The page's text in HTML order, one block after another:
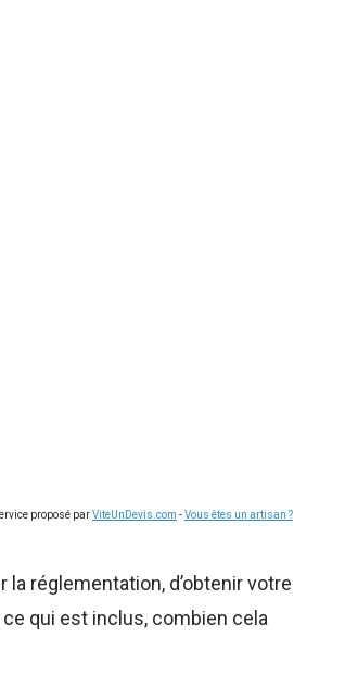
proposé parViteUnDevis.com -Vous êtes un artisan ?
réglementation, d’obtenir votre
qui est inclus, combien cela